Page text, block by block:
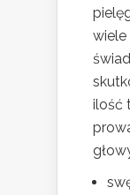
wiele
ilość